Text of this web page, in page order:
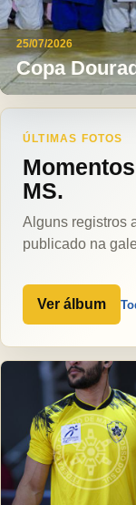
25/07/2026
Copa
ÚLTIMAS FOTOS
MS.
Alguns registros
publicado na
Ver álbum